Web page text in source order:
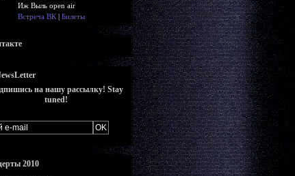
Иж Выль open air
Встреча ВК | Билеты
на нашу рассылку! Stay
tuned!
2010